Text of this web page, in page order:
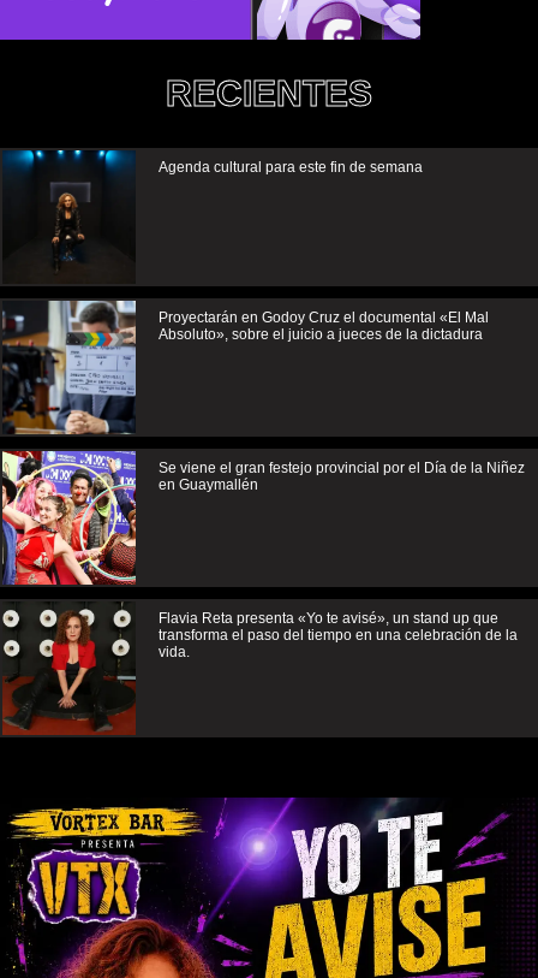
RECIENTES
Agenda cultural para este fin de semana
Proyectarán en Godoy Cruz el documental «El Mal
Absoluto», sobre el juicio a jueces de la dictadura
Se viene el gran festejo provincial por el Día de la Niñez
en Guaymallén
Flavia Reta presenta «Yo te avisé», un stand up que
transforma el paso del tiempo en una celebración de la
vida.